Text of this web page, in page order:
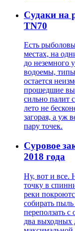
Судаки на
TN70
Есть
местах, на
до неземного
водоемы,
остается
прошедшие
сильно палит
лето не
загорая, а уж
пару точек.
Суровое
2018 года
Ну, вот и все.
точку в
реки
собирать
переползать
два выходных